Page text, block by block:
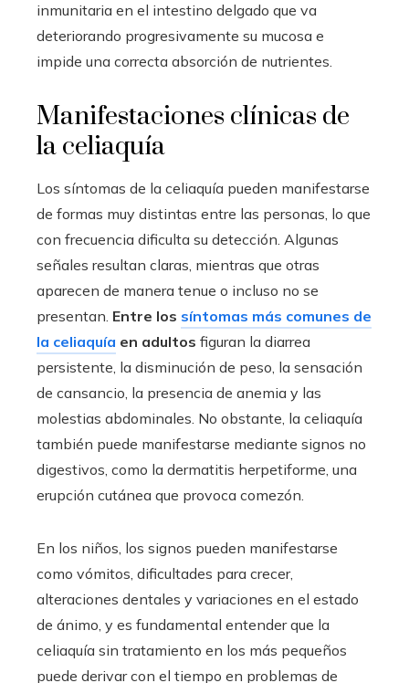
inmunitaria en el intestino delgado que va
deteriorando progresivamente su mucosa e
impide una correcta absorción de nutrientes.
Manifestaciones clínicas de
la celiaquía
Los síntomas de la celiaquía pueden manifestarse
de formas muy distintas entre las personas, lo que
con frecuencia dificulta su detección. Algunas
señales resultan claras, mientras que otras
aparecen de manera tenue o incluso no se
presentan. Entre los síntomas más comunes de
la celiaquía en adultos figuran la diarrea
persistente, la disminución de peso, la sensación
de cansancio, la presencia de anemia y las
molestias abdominales. No obstante, la celiaquía
también puede manifestarse mediante signos no
digestivos, como la dermatitis herpetiforme, una
erupción cutánea que provoca comezón.
En los niños, los signos pueden manifestarse
como vómitos, dificultades para crecer,
alteraciones dentales y variaciones en el estado
de ánimo, y es fundamental entender que la
celiaquía sin tratamiento en los más pequeños
puede derivar con el tiempo en problemas de